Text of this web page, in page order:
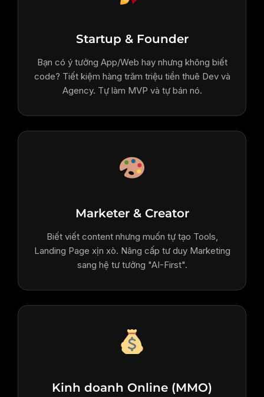
Startup & Founder
Bạn có ý tưởng App/Web hay nhưng không biết
code? Tiết kiệm hàng trăm triệu tiền thuê Dev và
Agency. Tự làm MVP và tự bán nó.
Marketer & Creator
Biết viết content nhưng muốn tự tạo Tools,
Landing Page xịn xò. Nâng cấp tư duy Marketing
sang hệ tư tưởng "AI-First".
Kinh doanh Online (MMO)